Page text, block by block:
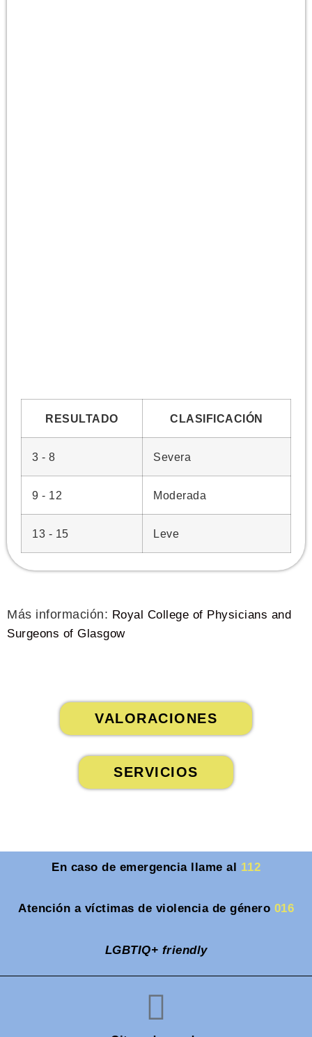
RESULTADO CLASIFICACIÓN
3 - 8 Severa
9 - 12 Moderada
13 - 15 Leve
Más información: Royal College of Physicians and
Surgeons of Glasgow
VALORACIONES
SERVICIOS
En caso de emergencia llame al 112
Atención a víctimas de violencia de género 016
LGBTIQ+ friendly